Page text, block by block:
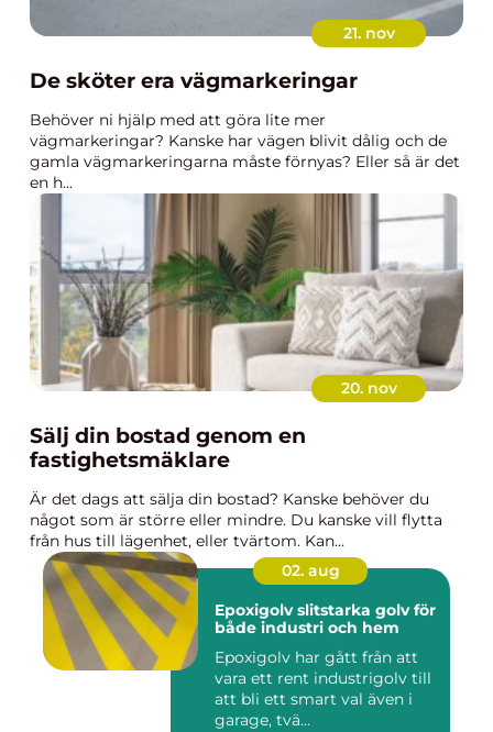
21. nov
De sköter era vägmarkeringar
Behöver ni hjälp med att göra lite mer
vägmarkeringar? Kanske har vägen blivit dålig och de
gamla vägmarkeringarna måste förnyas? Eller så är det
en h...
20. nov
Sälj din bostad genom en
fastighetsmäklare
Är det dags att sälja din bostad? Kanske behöver du
något som är större eller mindre. Du kanske vill flytta
från hus till lägenhet, eller tvärtom. Kan...
02. aug
Epoxigolv slitstarka golv för
både industri och hem
Epoxigolv har gått från att
vara ett rent industrigolv till
att bli ett smart val även i
garage, tvä...